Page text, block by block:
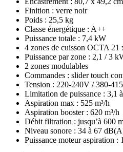
Finition : verre noir
Poids : 25,5 kg
Classe énergétique : A++
Puissance totale : 7,4 kW
4 zones de cuisson OCTA 21
Puissance par zone : 2,1 / 3
2 zones modulables
Commandes : slider touch
Tension : 220-240V / 380-
Limitation de puissance : 3,1
Aspiration max : 525 m³/h
Aspiration booster : 620 m³/h
Débit filtration : jusqu’à 600
Niveau sonore : 34 à 67
Puissance moteur aspiration :